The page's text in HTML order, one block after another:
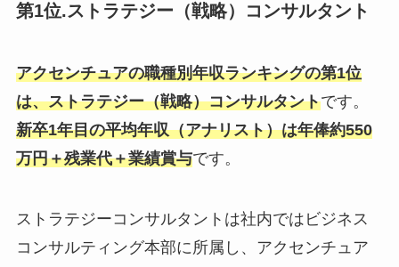
第1位.ストラテジー（戦略）コンサルタント
アクセンチュアの職種別年収ランキングの第1位
は、ストラテジー（戦略）コンサルタントです。
新卒1年目の平均年収（アナリスト）は年俸約550
万円＋残業代＋業績賞与です。
ストラテジーコンサルタントは社内ではビジネス
コンサルティング本部に所属し、アクセンチュア